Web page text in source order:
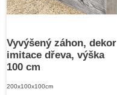
Vyvýšený záhon, dekor
imitace dřeva, výška
100 cm
200x100x100cm